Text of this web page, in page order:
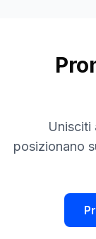
Unisciti
posizionano